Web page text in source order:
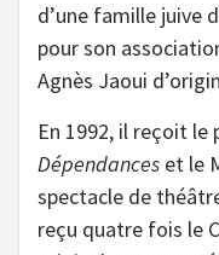
d’une famille juive
pour son
Agnès Jaoui
En 1992, il reçoit le
Dépendances et le
spectacle de
reçu quatre fois le